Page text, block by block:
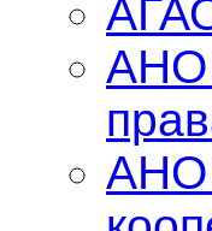
АНО
АНО